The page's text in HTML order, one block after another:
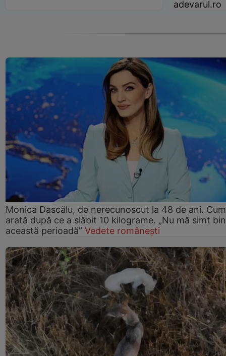
adevarul.ro
Monica Dascălu, de nerecunoscut la 48 de ani. Cum
arată după ce a slăbit 10 kilograme. „Nu mă simt
această perioadă” Vedete românești